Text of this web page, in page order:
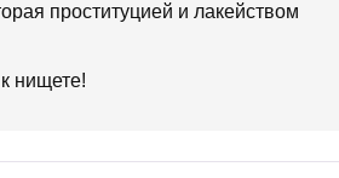
проституцией и лакейством
нищете!